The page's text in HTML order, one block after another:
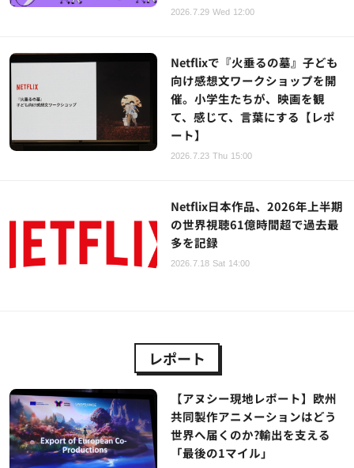
2026.7.29 Wed 12:00
Netflixで『火垂るの墓』子ども
向け感想文ワークショップを開
催。小学生たちが、映画を観
て、感じて、言葉にする【レポ
ート】
2026.7.23 Thu 15:00
Netflix日本作品、2026年上半期
の世界視聴61億時間超で過去最
多を記録
2026.7.18 Sat 14:00
レポート
【アヌシー現地レポート】欧州
共同製作アニメーションはどう
世界へ届くのか?輸出を支える
「最後の1マイル」